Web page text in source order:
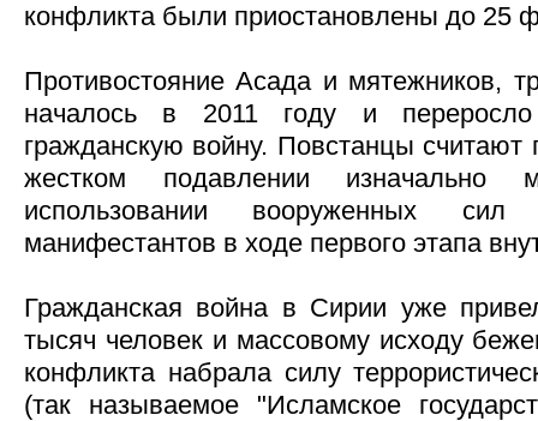
конфликта были приостановлены до 25
Противостояние Асада и мятежников,
началось в 2011 году и
гражданскую войну. Повстанцы
жестком подавлении изначально
использовании вооруженных сил
манифестантов в ходе первого этапа
Гражданская война в Сирии уже
тысяч человек и массовому исходу
конфликта набрала силу
(так называемое "Исламское